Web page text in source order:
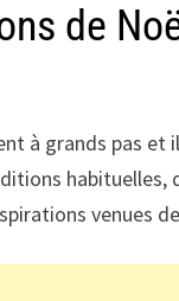
de
à grands pas
habituelles,
venues